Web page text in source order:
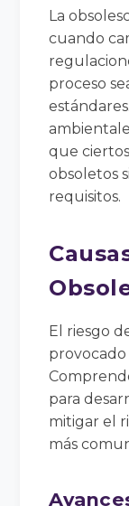
La
cuando
proceso
que
obsoletos
requisitos.
El riesgo
para
mitigar el
más